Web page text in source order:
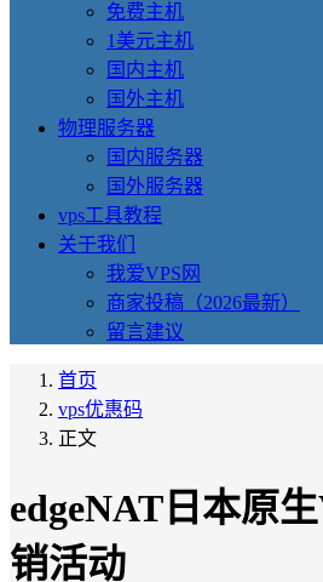
免费主机
1美元主机
国内主机
国外主机
物理服务器
国内服务器
国外服务器
vps工具教程
关于我们
我爱VPS网
商家投稿（2026最新）
留言建议
首页
vps优惠码
正文
edgeNAT日本原
销活动